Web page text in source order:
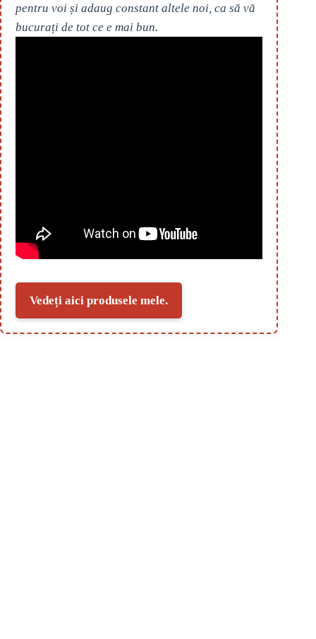
pentru voi și adaug constant altele noi, ca să vă
bucurați de tot ce e mai bun.
Vedeți aici produsele mele.